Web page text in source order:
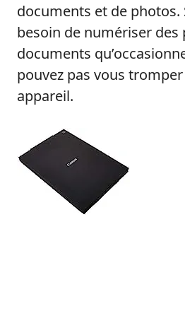
documents et de photos.
besoin de numériser des
documents
pouvez pas vous
appareil.